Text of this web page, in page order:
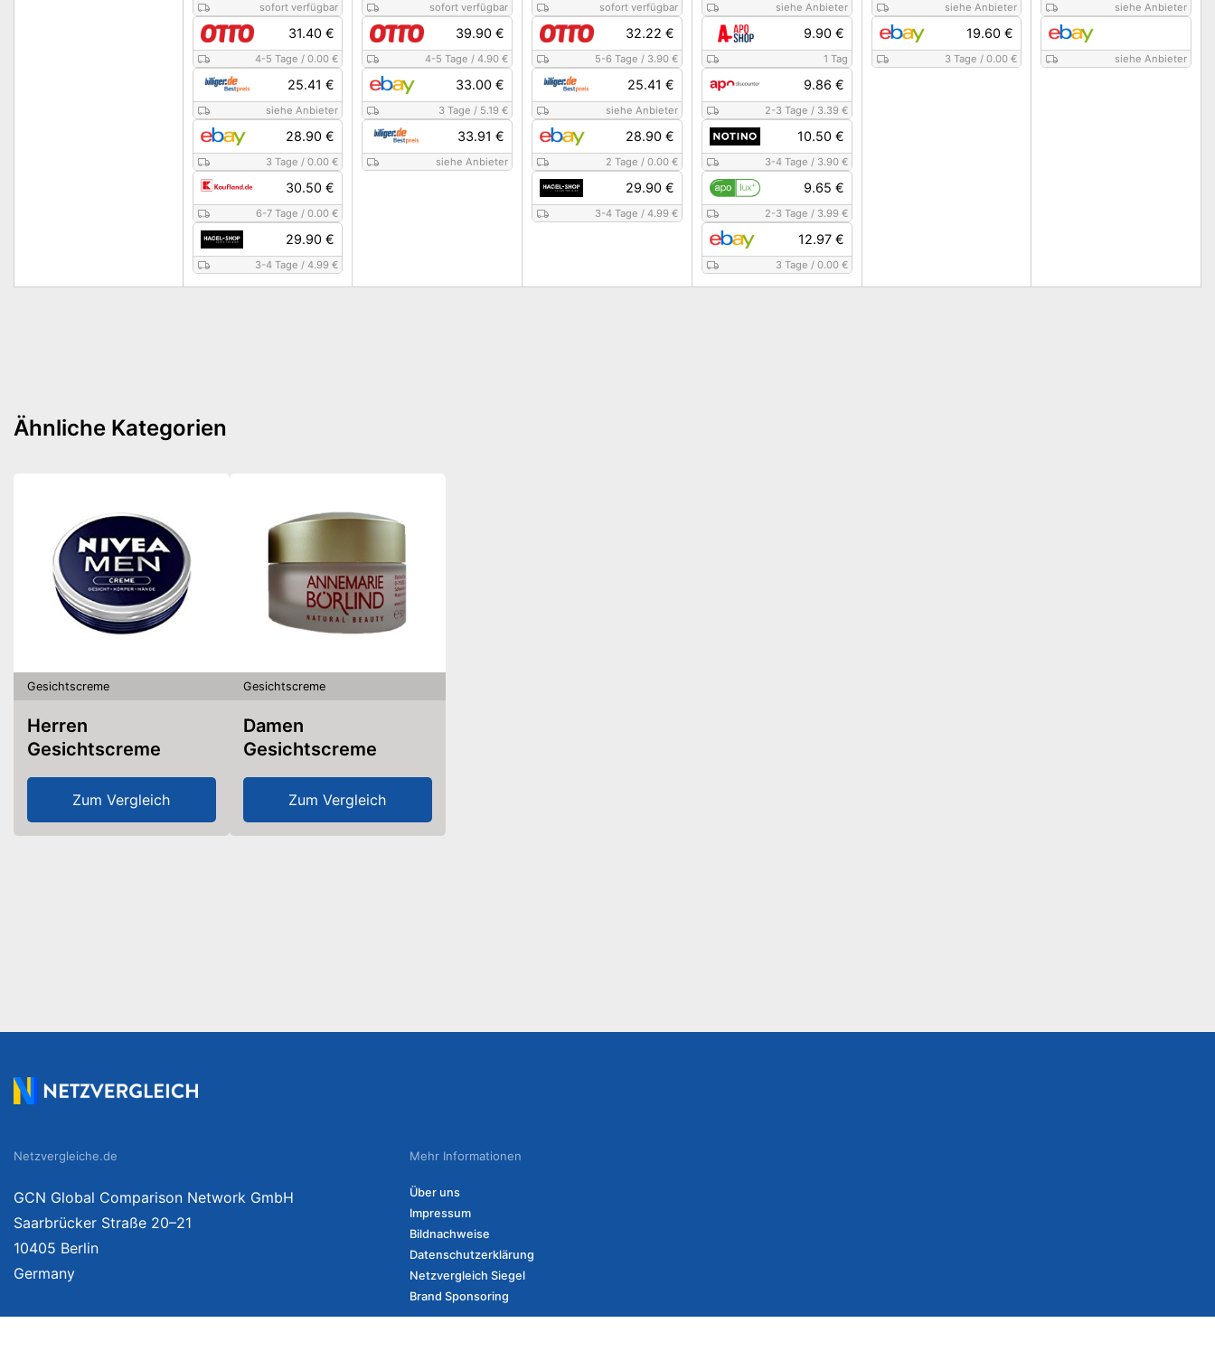
sofort verfügbar
31.40 €
4-5 Tage /0.00 €
25.41 €
siehe Anbieter
28.90 €
3 Tage /0.00 €
30.50 €
6-7 Tage /0.00 €
29.90 €
3-4 Tage /4.99 €
sofort verfügbar
39.90 €
4-5 Tage /4.90 €
33.00 €
3 Tage / 5.19 €
33.91 €
siehe Anbieter
sofort verfügbar
32.22 €
5-6 Tage / 3.90 €
25.41 €
siehe Anbieter
28.90 €
2 Tage / 0.00 €
29.90 €
3-4 Tage / 4.99 €
siehe Anbieter
9.90 €
1 Tag
9.86 €
2-3 Tage / 3.39 €
10.50 €
3-4 Tage / 3.90 €
9.65 €
2-3 Tage / 3.99 €
12.97 €
3 Tage / 0.00 €
siehe Anbieter
19.60 €
3 Tage /0.00 €
siehe Anbieter
siehe Anbieter
Ähnliche Kategorien
Gesichtscreme
Herren
Gesichtscreme
Zum Vergleich
Gesichtscreme
Damen
Gesichtscreme
Zum Vergleich
Netzvergleiche.de
GCN Global Comparison Network GmbH
Saarbrücker Straße 20–21
10405 Berlin
Germany
Mehr Informationen
Über uns
Impressum
Bildnachweise
Datenschutzerklärung
Netzvergleich Siegel
Brand Sponsoring